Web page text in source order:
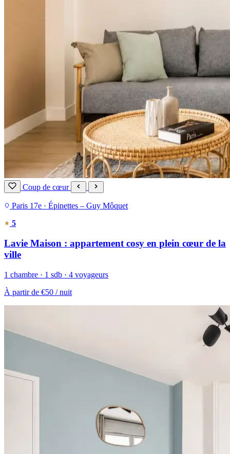
Coup de cœur
Paris 17e · Épinettes – Guy Môquet
5
Lavie Maison : appartement cosy en plein cœur de la
ville
1 chambre · 1 sdb · 4 voyageurs
À partir de €50 / nuit